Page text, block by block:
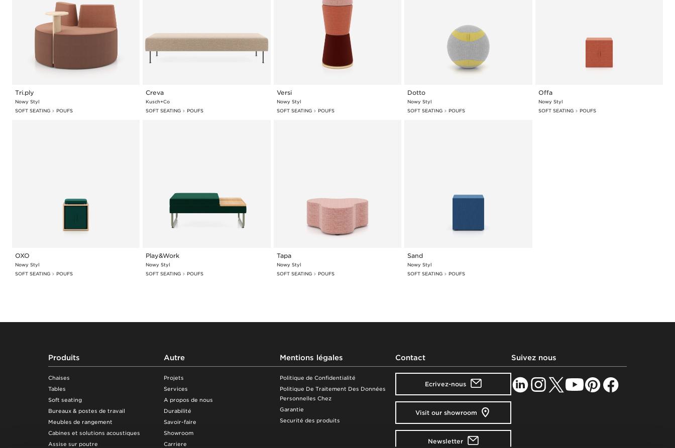
Pour visualiser un produit avec des fonctionnalités sélectionnées,
cliquez sur la photo représentant une ligne de produits spécifique,
puis accédez à la section "Configurations d'échantillons".
Tri.ply
Nowy Styl
SOFT SEATING
POUFS
Creva
Kusch+Co
SOFT SEATING
POUFS
Versi
Nowy Styl
SOFT SEATING
POUFS
Dotto
Nowy Styl
SOFT SEATING
POUFS
Offa
Nowy Styl
SOFT SEATING
POUFS
OXO
Nowy Styl
SOFT SEATING
POUFS
Play&Work
Nowy Styl
SOFT SEATING
POUFS
Tapa
Nowy Styl
SOFT SEATING
POUFS
Sand
Nowy Styl
SOFT SEATING
POUFS
Produits
Chaises
Tables
Soft seating
Bureaux & postes de travail
Meubles de rangement
Cabines et solutions acoustiques
Assise sur poutre
Autre
Projets
Services
A propos de nous
Durabilité
Savoir-faire
Showroom
Carriere
Mentions légales
Politique de Confidentialité
Politique De Traitement Des Données
Personnelles Chez
Garantie
Securité des produits
Contact
Ecrivez-nous
Visit our showroom
Newsletter
Suivez nous